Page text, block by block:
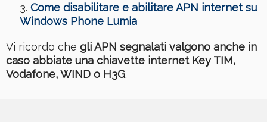
Come disabilitare e abilitare APN internet su
Windows Phone Lumia
Vi ricordo che gli APN segnalati valgono anche in
caso abbiate una chiavette internet Key TIM,
Vodafone, WIND o H3G.